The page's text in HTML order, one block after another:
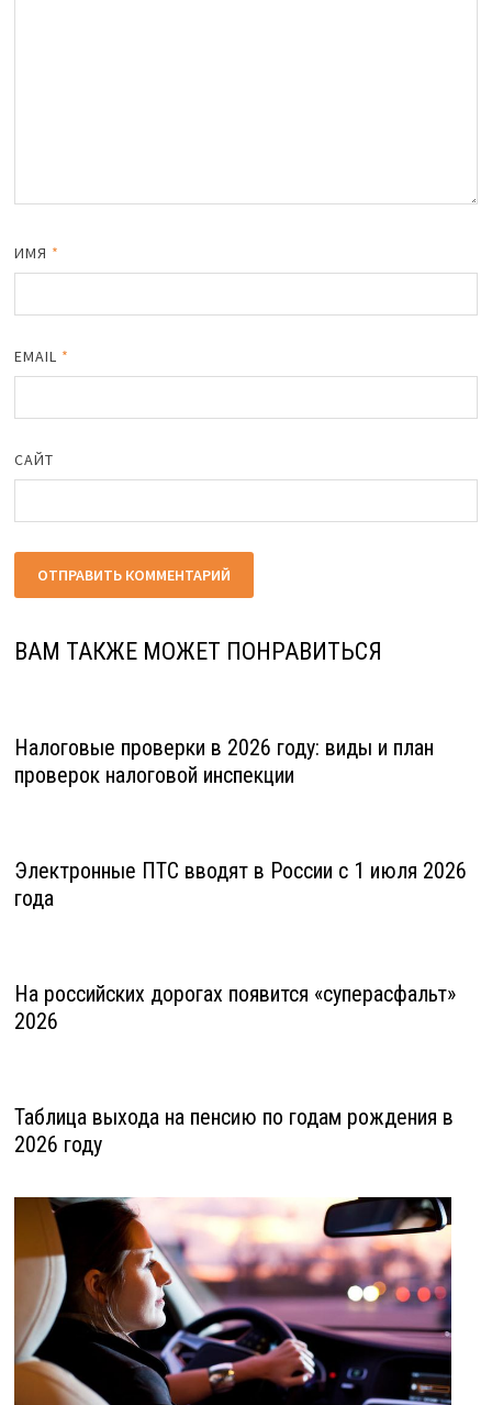
ИМЯ *
EMAIL *
САЙТ
ВАМ ТАКЖЕ МОЖЕТ ПОНРАВИТЬСЯ
Налоговые проверки в 2026 году: виды и план
проверок налоговой инспекции
Электронные ПТС вводят в России с 1 июля 2026
года
На российских дорогах появится «суперасфальт»
2026
Таблица выхода на пенсию по годам рождения в
2026 году